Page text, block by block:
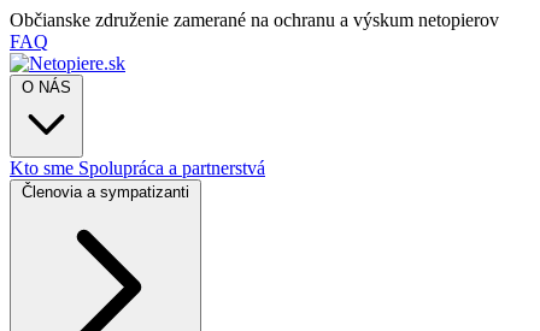
Občianske združenie zamerané na ochranu a výskum netopierov
FAQ
O NÁS
Kto sme Spolupráca a partnerstvá
Členovia a sympatizanti